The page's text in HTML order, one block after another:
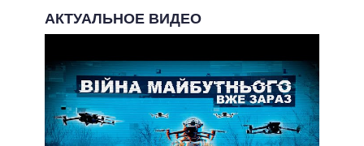
АКТУАЛЬНОЕ ВИДЕО